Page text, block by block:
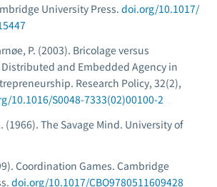
University Press. doi.org/10.1017/
P. (2003). Bricolage versus
and Embedded Agency in
Research Policy, 32(2),
10.1016/S0048-7333(02)00100-2
(1966). The Savage Mind. University of
Coordination Games. Cambridge
doi.org/10.1017/CBO9780511609428